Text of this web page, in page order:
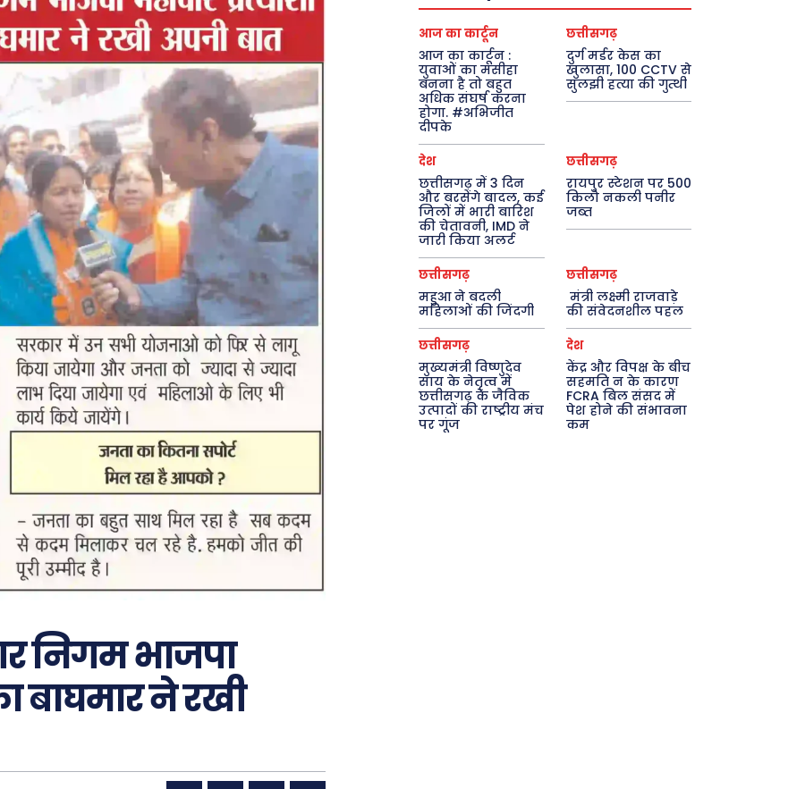
वो ख़्वाबों के दिन
निगम भाजपा
बाघमार ने रखी
आज का कार्टून
आज का कार्टून :
युवाओं का मसीहा
बनना है तो बहुत
अधिक संघर्ष करना
होगा. #अभिजीत
दीपके
छत्तीसगढ़
दुर्ग मर्डर केस का
खुलासा, 100 CCTV से
सुलझी हत्या की गुत्थी
देश
छत्तीसगढ़ में 3 दिन
और बरसेंगे बादल, कई
जिलों में भारी बारिश
की चेतावनी, IMD ने
जारी किया अलर्ट
छत्तीसगढ़
रायपुर स्टेशन पर 500
किलो नकली पनीर
जब्त
छत्तीसगढ़
महुआ ने बदली
महिलाओं की जिंदगी
छत्तीसगढ़
मंत्री लक्ष्मी राजवाड़े
की संवेदनशील पहल
छत्तीसगढ़
मुख्यमंत्री विष्णुदेव
साय के नेतृत्व में
छत्तीसगढ़ के जैविक
उत्पादों की राष्ट्रीय मंच
पर गूंज
देश
केंद्र और विपक्ष के बीच
सहमति न के कारण
FCRA बिल संसद में
पेश होने की संभावना
कम